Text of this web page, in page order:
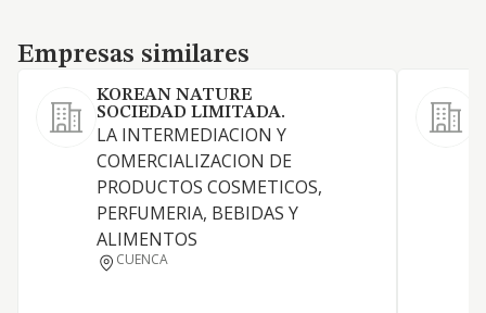
Empresas similares
Empresas similares
KOREAN NATURE
SOCIEDAD LIMITADA.
LA INTERMEDIACION Y
COMERCIALIZACION DE
PRODUCTOS COSMETICOS,
PERFUMERIA, BEBIDAS Y
ALIMENTOS
CUENCA